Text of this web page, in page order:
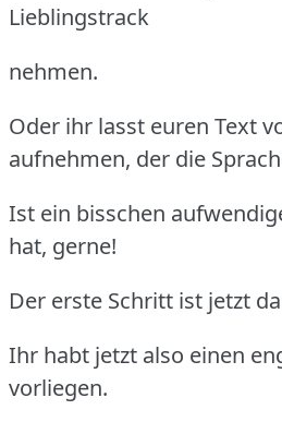
Lieblingstrack
nehmen.
Oder ihr lasst euren Text
aufnehmen, der die
Ist ein bisschen
hat, gerne!
Der erste Schritt ist jetzt
Ihr habt jetzt also einen
vorliegen.